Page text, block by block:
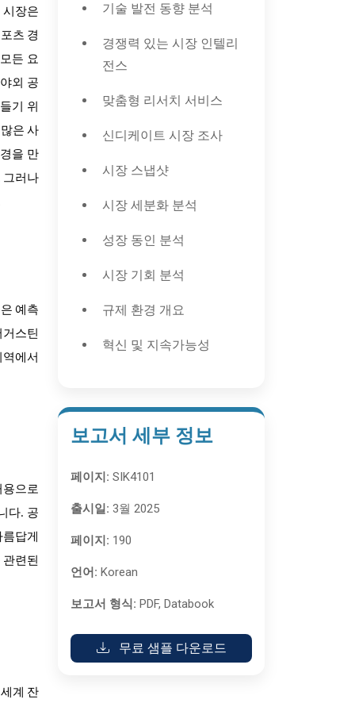
시장은
츠 경
든 요
외 공
기 위
은 사
을 만
그러나
예측
거스틴
에서
용으로
다. 공
답게
련된
계 잔
기술 발전 동향 분석
경쟁력 있는 시장 인텔리
전스
맞춤형 리서치 서비스
신디케이트 시장 조사
시장 스냅샷
시장 세분화 분석
성장 동인 분석
시장 기회 분석
규제 환경 개요
혁신 및 지속가능성
보고서 세부 정보
페이지: SIK4101
출시일: 3월 2025
페이지: 190
언어: Korean
보고서 형식: PDF, Databook
무료 샘플 다운로드